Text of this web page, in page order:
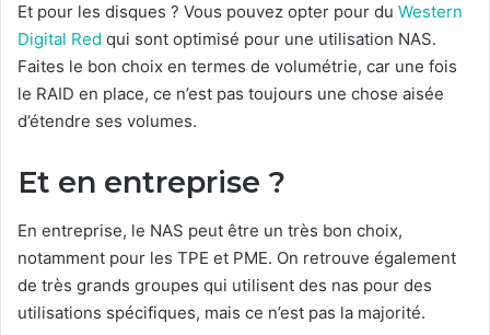
Et pour les disques ? Vous pouvez opter pour du Western
Digital Red qui sont optimisé pour une utilisation NAS.
Faites le bon choix en termes de volumétrie, car une fois
le RAID en place, ce n’est pas toujours une chose aisée
d’étendre ses volumes.
Et en entreprise ?
En entreprise, le NAS peut être un très bon choix,
notamment pour les TPE et PME. On retrouve également
de très grands groupes qui utilisent des nas pour des
utilisations spécifiques, mais ce n’est pas la majorité.